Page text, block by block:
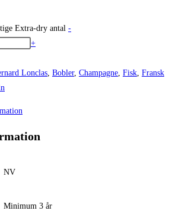
Extra-dry antal -
+
Lonclas Bobler, Champagne Fisk Fransk
NV
Minimum 3 år